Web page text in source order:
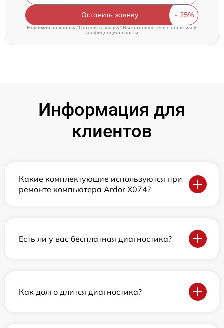
Оставить заявку
Нажимая на кнопку "Оставить заявку" Вы соглашаетесь cполитикой
конфиденциальности
Информация для
клиентов
Какие комплектующие используются при
ремонте компьютера Ardor X074?
Есть ли у вас бесплатная диагностика?
Как долго длится диагностика?